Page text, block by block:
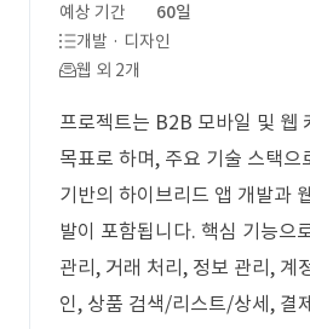
예상 기간
60일
개발 · 디자인
웹 외 2개
프로젝트는 B2B 모바일 및 웹
목표로 하며, 주요 기술 스택
기반의 하이브리드 앱 개발과
발이 포함됩니다. 핵심 기능으
관리, 거래 처리, 정보 관리, 계
인, 상품 검색/리스트/상세, 결